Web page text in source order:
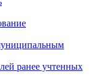
ранее учтенных